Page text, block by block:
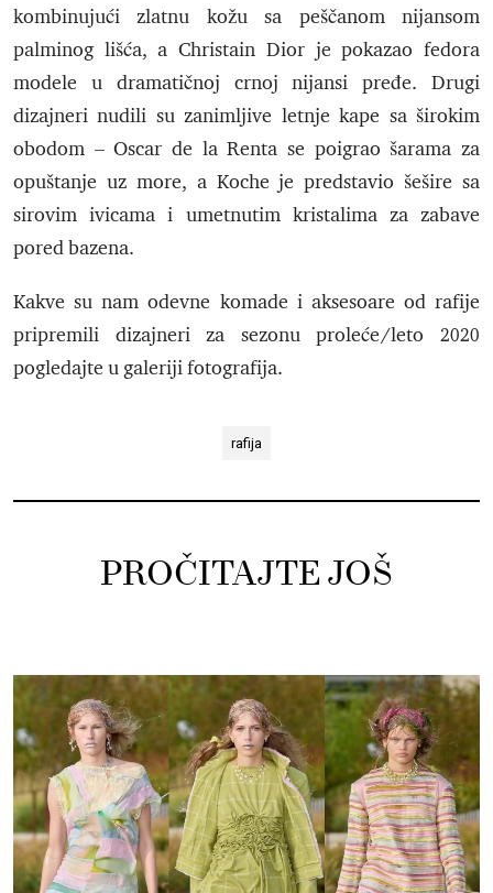
kombinujući zlatnu kožu sa peščanom nijansom
palminog lišća, a Christain Dior je pokazao fedora
modele u dramatičnoj crnoj nijansi pređe. Drugi
dizajneri nudili su zanimljive letnje kape sa širokim
obodom – Oscar de la Renta se poigrao šarama za
opuštanje uz more, a Koche je predstavio šešire sa
sirovim ivicama i umetnutim kristalima za zabave
pored bazena.
Kakve su nam odevne komade i aksesoare od rafije
pripremili dizajneri za sezonu proleće/leto 2020
pogledajte u galeriji fotografija.
rafija
PROČITAJTE JOŠ